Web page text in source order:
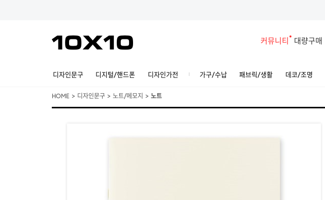
커뮤니티 대량구매
디자인문구 디지털/핸드폰 디자인가전 가구/수납 패브릭/생활 데코/조명
HOME > 디자인문구 > 노트/메모지 > 노트